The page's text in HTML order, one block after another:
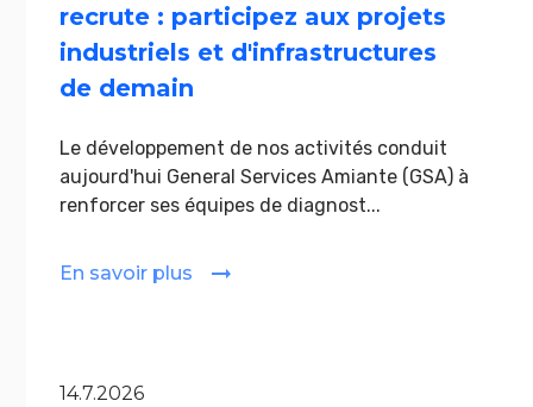
recrute : participez aux projets
industriels et d'infrastructures
de demain
Le développement de nos activités conduit
aujourd'hui General Services Amiante (GSA) à
renforcer ses équipes de diagnost...
En savoir plus
14.7.2026